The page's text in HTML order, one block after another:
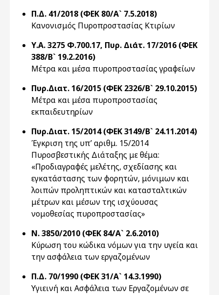
Π.Δ. 41/2018 (ΦΕΚ 80/Α` 7.5.2018)
Κανονισμός Πυροπροστασίας Κτιρίων
Υ.Α. 3275 Φ.700.17, Πυρ. Διάτ. 17/2016 (ΦΕΚ
388/Β` 19.2.2016)
Μέτρα και μέσα πυροπροστασίας γραφείων
Πυρ.Διατ. 16/2015 (ΦΕΚ 2326/Β` 29.10.2015)
Μέτρα και μέσα πυροπροστασίας
εκπαιδευτηρίων
Πυρ.Διατ. 15/2014 (ΦΕΚ 3149/Β` 24.11.2014)
Έγκριση της υπ’ αριθμ. 15/2014
Πυροσβεστικής Διάταξης με θέμα:
«Προδιαγραφές μελέτης, σχεδίασης και
εγκατάστασης των φορητών, μόνιμων και
λοιπών προληπτικών και κατασταλτικών
μέτρων και μέσων της ισχύουσας
νομοθεσίας πυροπροστασίας»
Ν. 3850/2010 (ΦΕΚ 84/Α` 2.6.2010)
Κύρωση του κώδικα νόμων για την υγεία και
την ασφάλεια των εργαζομένων
Π.Δ. 70/1990 (ΦΕΚ 31/Α` 14.3.1990)
Υγιεινή και Ασφάλεια των Εργαζομένων σε